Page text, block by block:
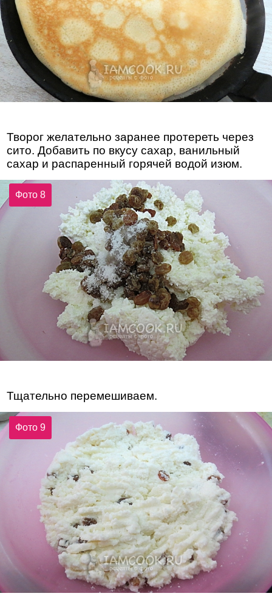
Творог желательно заранее протереть через
сито. Добавить по вкусу сахар, ванильный
сахар и распаренный горячей водой изюм.
Фото 8
Тщательно перемешиваем.
Фото 9